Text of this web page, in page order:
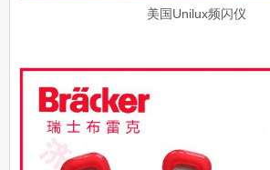
美国Unilux频闪仪